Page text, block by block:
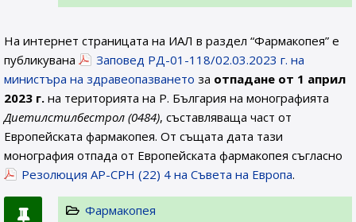
На интернет страницата на ИАЛ в раздел “Фармакопея” е
публикувана
Заповед РД-01-118/02.03.2023 г. на
министъра на здравеопазването за отпадане от 1 април
2023 г. на територията на Р. България на монографията
Диетилстилбестрол (0484), съставляваща част от
Европейската фармакопея. От същата дата тази
монография отпада от Европейската фармакопея съгласно
Резолюция AP-CPH (22) 4 на Съвета на Европа.
Фармакопея